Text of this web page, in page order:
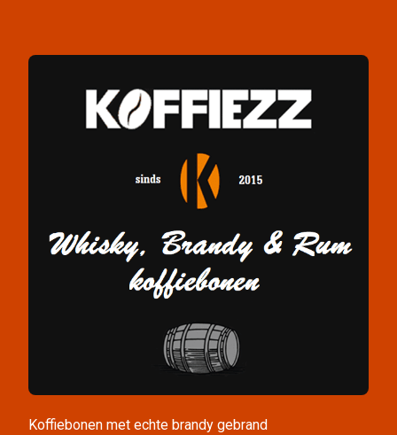
Koffiebonen met echte brandy gebrand